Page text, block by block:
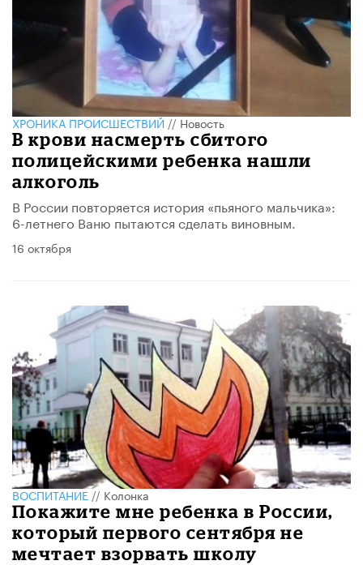
ХРОНИКА ПРОИСШЕСТВИЙ//Новость
В крови насмерть сбитого
полицейскими ребенка нашли
алкоголь
В России повторяется история «пьяного мальчика»:
6-летнего Ваню пытаются сделать виновным.
16 октября
ВОСПИТАНИЕ// Колонка
Покажите мне ребенка в России,
который первого сентября не
мечтает взорвать школу